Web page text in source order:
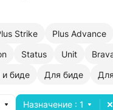
Strike Plus Advance
Status Unit
биде Для биде
Назначение : 1